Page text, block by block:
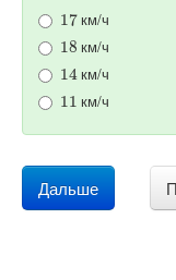
км/ч
18
км/ч
км/ч
км/ч
Дальше